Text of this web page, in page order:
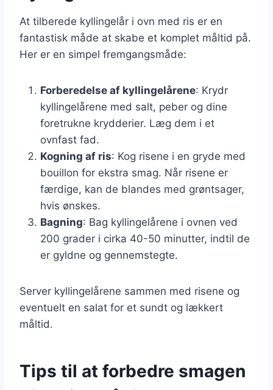
At tilberede kyllingelår i ovn med ris er en
fantastisk måde at skabe et komplet måltid på.
Her er en simpel fremgangsmåde:
Forberedelse af kyllingelårene: Krydr
kyllingelårene med salt, peber og dine
foretrukne krydderier. Læg dem i et
ovnfast fad.
Kogning af ris: Kog risene i en gryde med
bouillon for ekstra smag. Når risene er
færdige, kan de blandes med grøntsager,
hvis ønskes.
Bagning: Bag kyllingelårene i ovnen ved
200 grader i cirka 40-50 minutter, indtil de
er gyldne og gennemstegte.
Server kyllingelårene sammen med risene og
eventuelt en salat for et sundt og lækkert
måltid.
Tips til at forbedre smagen